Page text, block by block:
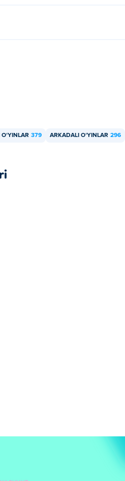
379 ARKADALI OʻYINLAR 296